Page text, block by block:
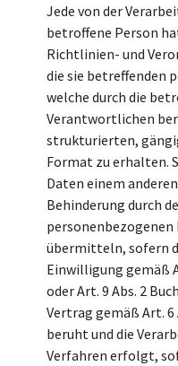
Jede von der
betroffene Person
Richtlinien- und
die sie betreffenden
welche durch die
Verantwortlichen
strukturierten,
Format zu erhalten.
Daten einem
Behinderung durch
übermitteln, sofern
Einwilligung gemäß
oder Art. 9 Abs. 2
Vertrag gemäß Art. 6
beruht und die
Verfahren erfolgt,